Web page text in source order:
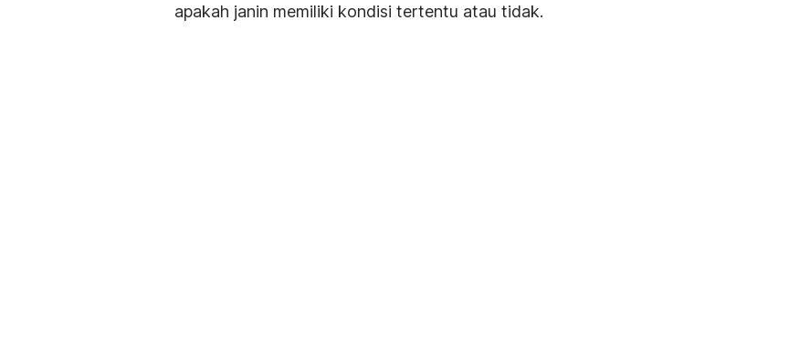
apakah janin memiliki kondisi tertentu atau tidak.